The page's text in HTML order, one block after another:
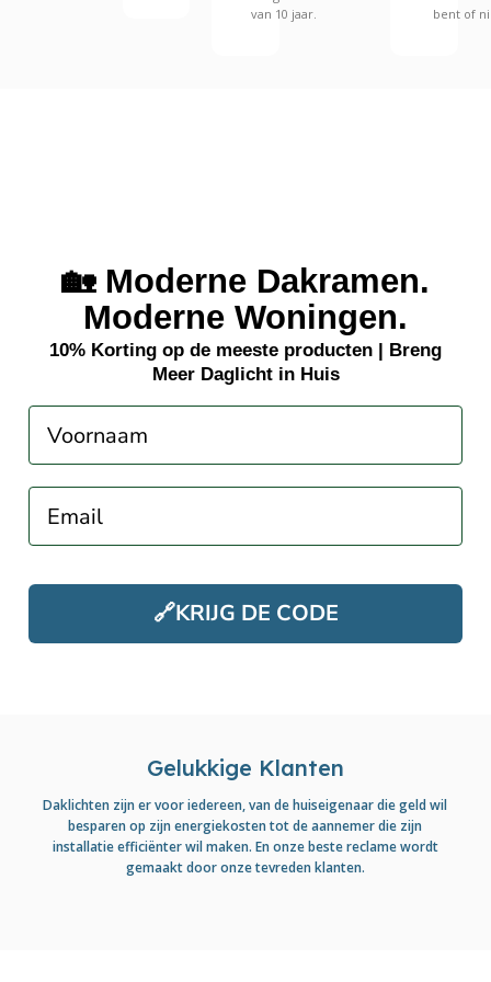
van 10 jaar.
bent of
🏡 Moderne Dakramen.
Moderne Woningen.
10% Korting op de meeste producten | Breng
Meer Daglicht in Huis
Voornaam
Email
🔗KRIJG DE CODE
Gelukkige Klanten
Daklichten zijn er voor iedereen, van de huiseigenaar die geld wil
besparen op zijn energiekosten tot de aannemer die zijn
installatie efficiënter wil maken. En onze beste reclame wordt
gemaakt door onze tevreden klanten.